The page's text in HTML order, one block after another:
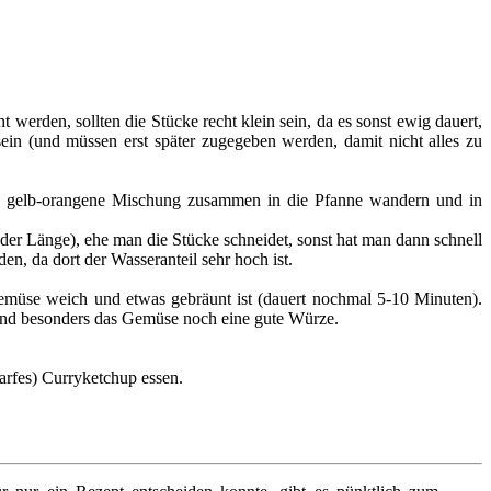
sollten die Stücke recht klein sein, da es sonst ewig dauert,
(und müssen erst später zugegeben werden, damit nicht alles zu
orangene Mischung zusammen in die Pfanne wandern und in
Länge), ehe man die Stücke schneidet, sonst hat man dann schnell
da dort der Wasseranteil sehr hoch ist.
weich und etwas gebräunt ist (dauert nochmal 5-10 Minuten).
besonders das Gemüse noch eine gute Würze.
Curryketchup essen.